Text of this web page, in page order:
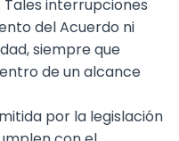
Tales interrupciones
del Acuerdo ni
siempre que
de un alcance
por la legislación